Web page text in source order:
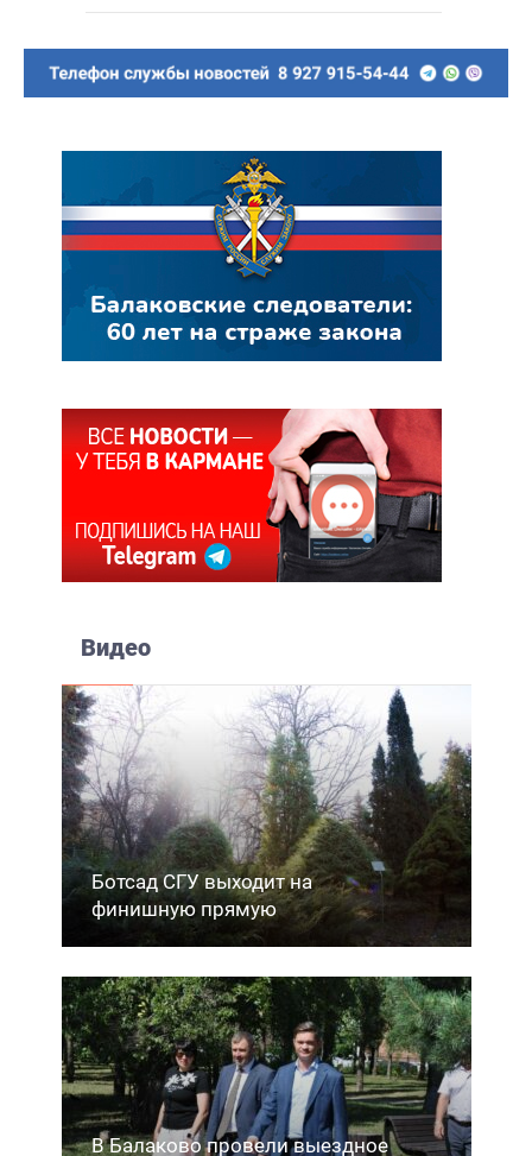
Видео
Ботсад СГУ выходит на
финишную прямую
В Балаково провели выездное